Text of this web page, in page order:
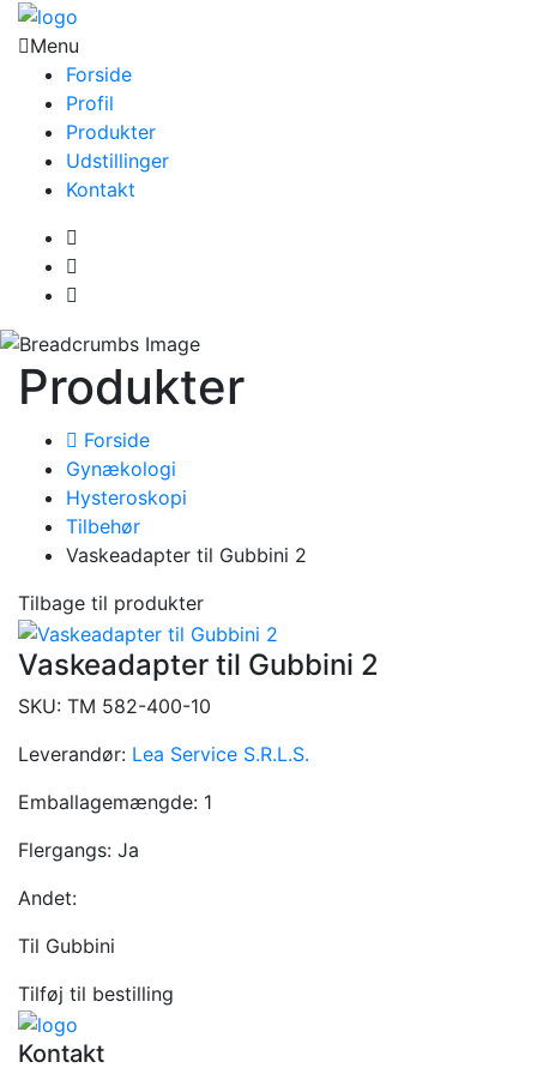
Menu
Forside
Profil
Produkter
Udstillinger
Kontakt
Produkter
Forside
Gynækologi
Hysteroskopi
Tilbehør
Vaskeadapter til Gubbini 2
Tilbage til produkter
Vaskeadapter til Gubbini 2
SKU: TM 582-400-10
Leverandør: Lea Service S.R.L.S.
Emballagemængde: 1
Flergangs: Ja
Andet:
Til Gubbini
Tilføj til bestilling
Kontakt